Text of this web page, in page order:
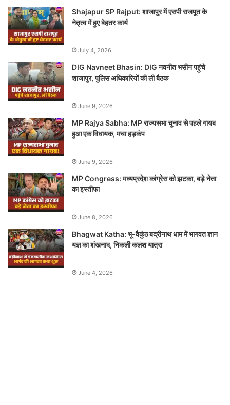
Shajapur SP Rajput: शाजापुर में एसपी राजपूत के
नेतृत्व में हुए बेहतर कार्य
July 4, 2026
DIG Navneet Bhasin: DIG नवनीत भसीन पहुंचे
शाजापुर, पुलिस अधिकारियों की ली बैठक
June 9, 2026
MP Rajya Sabha: MP राज्यसभा चुनाव से पहले गायब
हुआ एक विधायक, मचा हड़कंप
June 9, 2026
MP Congress: मध्यप्रदेश कांग्रेस को झटका, बड़े नेता
का इस्तीफा
June 8, 2026
Bhagwat Katha: भू-वैकुंठ बद्रीनाथ धाम में भागवत ज्ञान
यज्ञ का शंखनाद, निकली कलश यात्रा
June 4, 2026